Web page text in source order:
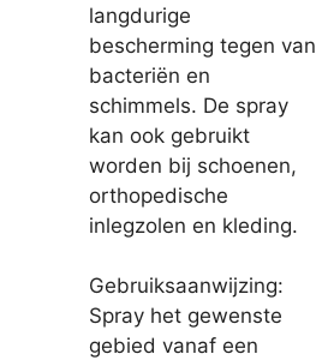
langdurige
bescherming tegen van
bacteriën en
schimmels. De spray
kan ook gebruikt
worden bij schoenen,
orthopedische
inlegzolen en kleding.
Gebruiksaanwijzing:
Spray het gewenste
gebied vanaf een